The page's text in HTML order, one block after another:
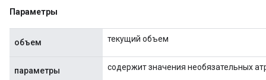
Параметры
объем текущий объем
параметры содержит значения необязательных